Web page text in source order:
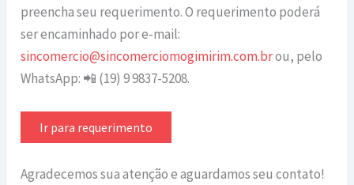
preencha seu requerimento. O requerimento poderá
ser encaminhado por e-mail:
sincomercio@sincomerciomogimirim.com.brou, pelo
WhatsApp: 📲 (19) 9 9837-5208.
Ir para requerimento
Agradecemos sua atenção e aguardamos seu contato!